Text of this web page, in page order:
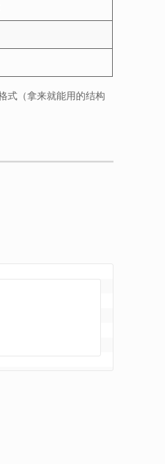
式（拿来就能用的结构